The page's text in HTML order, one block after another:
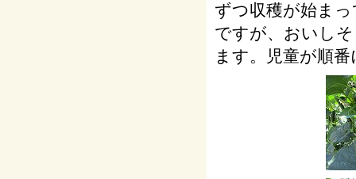
ずつ収穫が始ま
ですが、おいし
ます。児童が順